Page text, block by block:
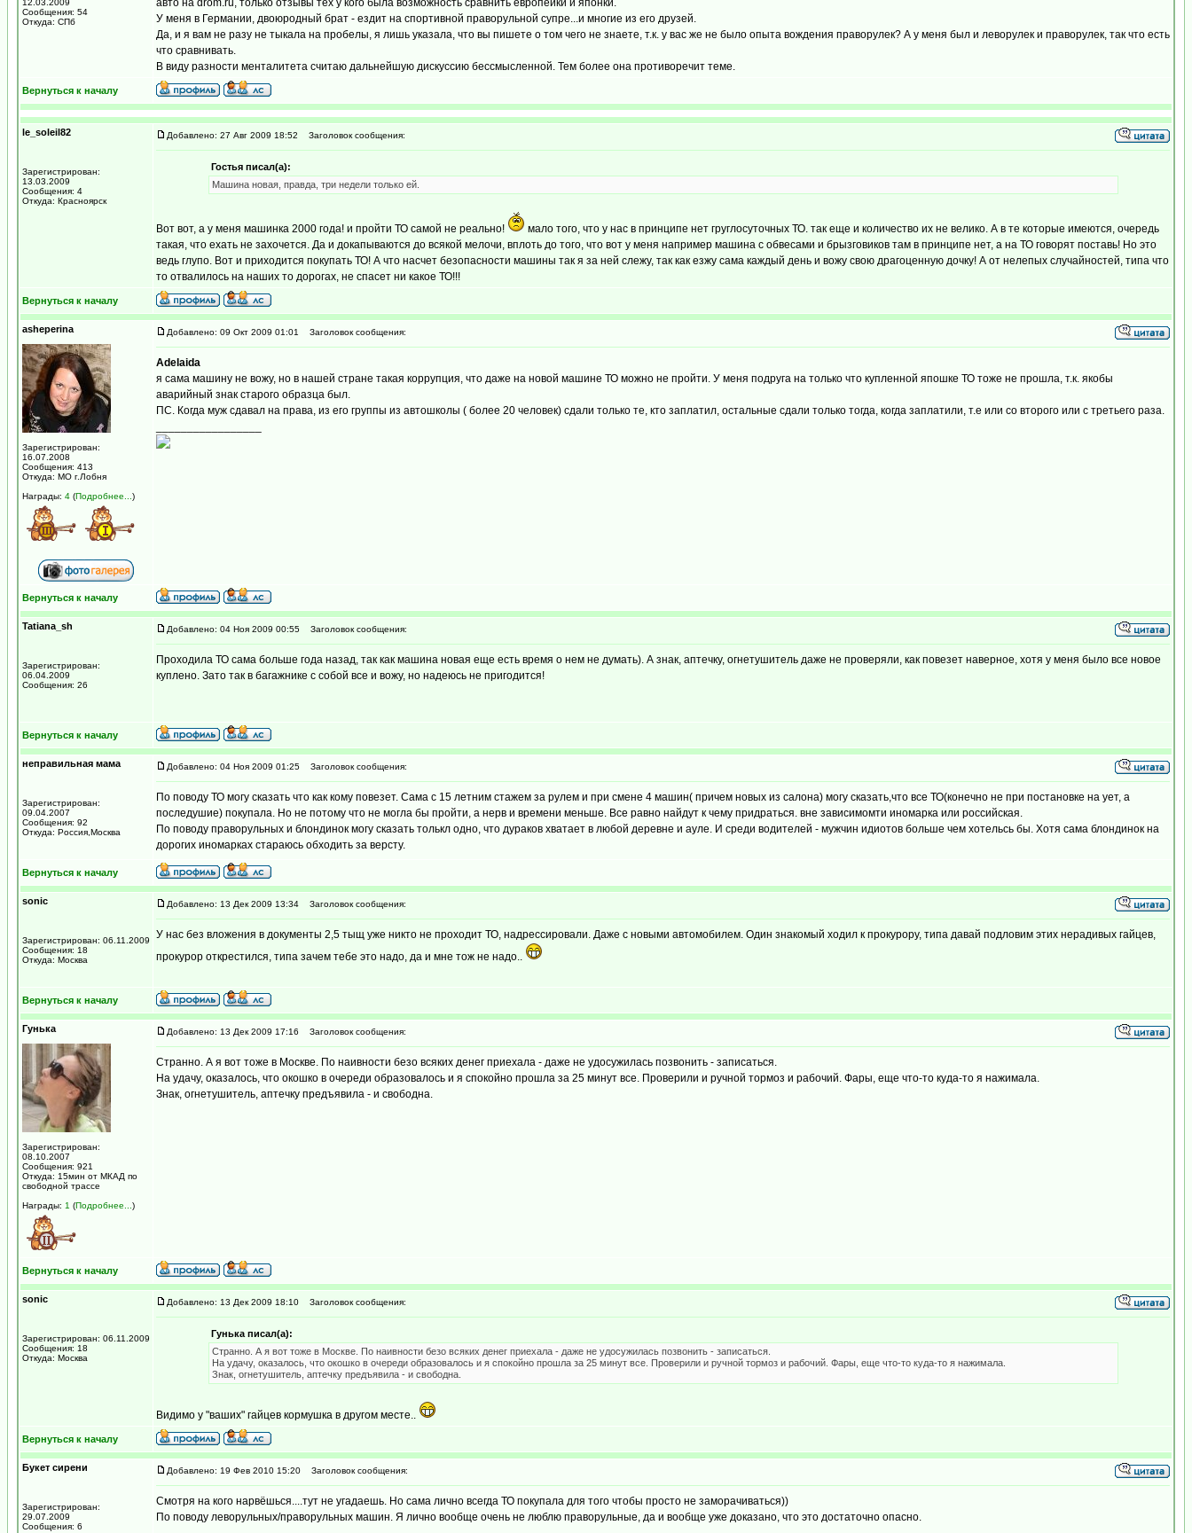
12.03.2009
Сообщения: 54
Откуда: СПб
авто на drom.ru, только отзывы тех у кого была возможность сравнить европейки и японки.
У меня в Германии, двоюродный брат - ездит на спортивной праворульной супре...и многие из его друзей.
Да, и я вам не разу не тыкала на пробелы, я лишь указала, что вы пишете о том чего не знаете, т.к. у вас же не было опыта вождения праворулек? А у меня был и леворулек и праворулек, так что есть
что сравнивать.
В виду разности менталитета считаю дальнейшую дискуссию бессмысленной. Тем более она противоречит теме.
Вернуться к началу
le_soleil82
Зарегистрирован:
13.03.2009
Сообщения: 4
Откуда: Красноярск
Добавлено: 27 Авг 2009 18:52 Заголовок сообщения:
Гостья писал(а):
Машина новая, правда, три недели только ей.
Вот вот, а у меня машинка 2000 года! и пройти ТО самой не реально!
мало того, что у нас в принципе нет груглосуточных ТО. так еще и количество их не велико. А в те которые имеются, очередь
такая, что ехать не захочется. Да и докапываются до всякой мелочи, вплоть до того, что вот у меня например машина с обвесами и брызговиков там в принципе нет, а на ТО говорят поставь! Но это
ведь глупо. Вот и приходится покупать ТО! А что насчет безопасности машины так я за ней слежу, так как езжу сама каждый день и вожу свою драгоценную дочку! А от нелепых случайностей, типа что
то отвалилось на наших то дорогах, не спасет ни какое ТО!!!
Вернуться к началу
asheperina
Зарегистрирован:
16.07.2008
Сообщения: 413
Откуда: МО г.Лобня
Награды: 4 (Подробнее... )
Добавлено: 09 Окт 2009 01:01 Заголовок сообщения:
Adelaida
я сама машину не вожу, но в нашей стране такая коррупция, что даже на новой машине ТО можно не пройти. У меня подруга на только что купленной япошке ТО тоже не прошла, т.к. якобы
аварийный знак старого образца был.
ПС. Когда муж сдавал на права, из его группы из автошколы ( более 20 человек) сдали только те, кто заплатил, остальные сдали только тогда, когда заплатили, т.е или со второго или с третьего раза.
Вернуться к началу
Tatiana_sh
Зарегистрирован:
06.04.2009
Сообщения: 26
Добавлено: 04 Ноя 2009 00:55 Заголовок сообщения:
Проходила ТО сама больше года назад, так как машина новая еще есть время о нем не думать). А знак, аптечку, огнетушитель даже не проверяли, как повезет наверное, хотя у меня было все новое
куплено. Зато так в багажнике с собой все и вожу, но надеюсь не пригодится!
Вернуться к началу
неправильная мама
Зарегистрирован:
09.04.2007
Сообщения: 92
Откуда: Россия,Москва
Добавлено: 04 Ноя 2009 01:25 Заголовок сообщения:
По поводу ТО могу сказать что как кому повезет. Сама с 15 летним стажем за рулем и при смене 4 машин( причем новых из салона) могу сказать,что все ТО(конечно не при постановке на ует, а
последушие) покупала. Но не потому что не могла бы пройти, а нерв и времени меньше. Все равно найдут к чему придраться. вне зависимомти иномарка или российская.
По поводу праворульных и блондинок могу сказать толькл одно, что дураков хватает в любой деревне и ауле. И среди водителей - мужчин идиотов больше чем хотельсь бы. Хотя сама блондинок на
дорогих иномарках стараюсь обходить за версту.
Вернуться к началу
sonic
Зарегистрирован: 06.11.2009
Сообщения: 18
Откуда: Москва
Добавлено: 13 Дек 2009 13:34 Заголовок сообщения:
У нас без вложения в документы 2,5 тыщ уже никто не проходит ТО, надрессировали. Даже с новыми автомобилем. Один знакомый ходил к прокурору, типа давай подловим этих нерадивых гайцев,
прокурор открестился, типа зачем тебе это надо, да и мне тож не надо..
Вернуться к началу
Гунька
Зарегистрирован:
08.10.2007
Сообщения: 921
Откуда: 15мин от МКАД по
свободной трассе
Награды: 1 (Подробнее... )
Добавлено: 13 Дек 2009 17:16 Заголовок сообщения:
Странно. А я вот тоже в Москве. По наивности безо всяких денег приехала - даже не удосужилась позвонить - записаться.
На удачу, оказалось, что окошко в очереди образовалось и я спокойно прошла за 25 минут все. Проверили и ручной тормоз и рабочий. Фары, еще что-то куда-то я нажимала.
Знак, огнетушитель, аптечку предъявила - и свободна.
Вернуться к началу
sonic
Зарегистрирован: 06.11.2009
Сообщения: 18
Откуда: Москва
Добавлено: 13 Дек 2009 18:10 Заголовок сообщения:
Гунька писал(а):
Странно. А я вот тоже в Москве. По наивности безо всяких денег приехала - даже не удосужилась позвонить - записаться.
На удачу, оказалось, что окошко в очереди образовалось и я спокойно прошла за 25 минут все. Проверили и ручной тормоз и рабочий. Фары, еще что-то куда-то я нажимала.
Знак, огнетушитель, аптечку предъявила - и свободна.
Видимо у "ваших" гайцев кормушка в другом месте..
Вернуться к началу
Букет сирени
Зарегистрирован:
29.07.2009
Сообщения: 6
Добавлено: 19 Фев 2010 15:20 Заголовок сообщения:
Смотря на кого нарвёшься....тут не угадаешь. Но сама лично всегда ТО покупала для того чтобы просто не заморачиваться))
По поводу леворульных/праворульных машин. Я лично вообще очень не люблю праворульные, да и вообще уже доказано, что это достаточно опасно.